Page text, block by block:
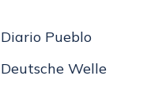
Diario Pueblo
Deutsche Welle